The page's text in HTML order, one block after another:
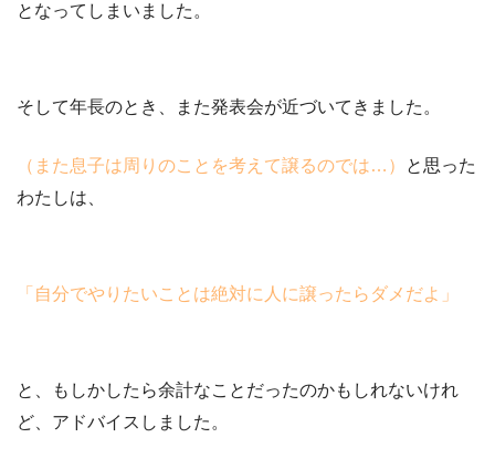
となってしまいました。
そして年長のとき、また発表会が近づいてきました。
（また息子は周りのことを考えて譲るのでは…）
と思った
わたしは、
「自分でやりたいことは絶対に人に譲ったらダメだよ」
と、もしかしたら余計なことだったのかもしれないけれ
ど、アドバイスしました。